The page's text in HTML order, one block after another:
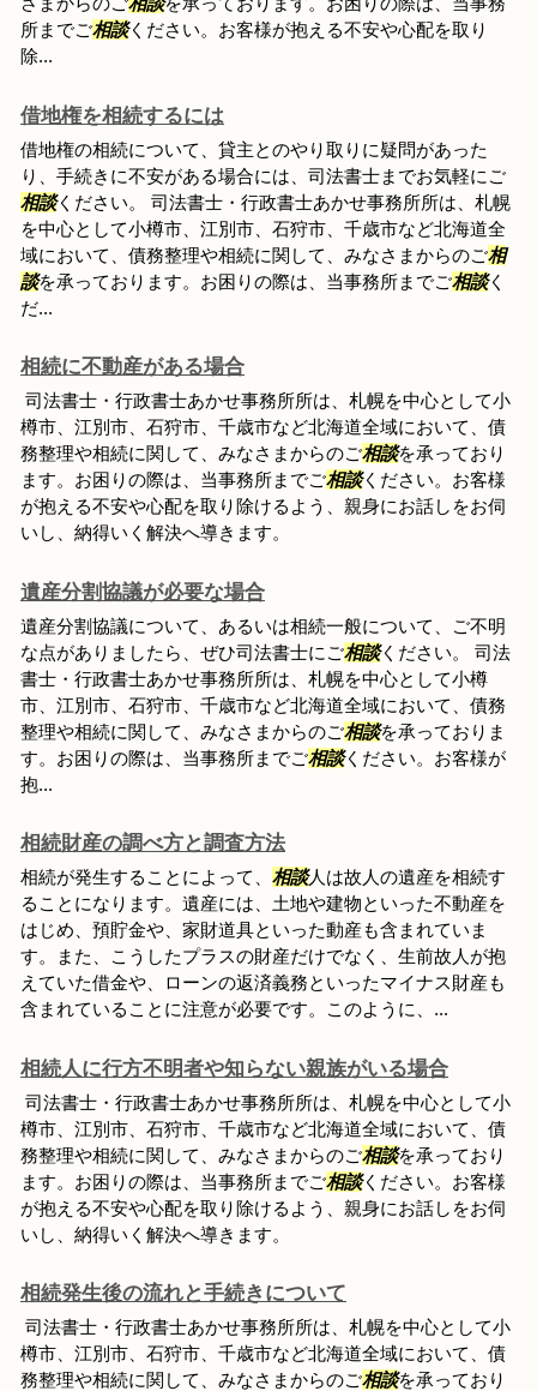
所までご相談ください。お客様が抱える不安や心配を取り
除...
借地権を相続するには
借地権の相続について、貸主とのやり取りに疑問があった
り、手続きに不安がある場合には、司法書士までお気軽にご
相談ください。 司法書士・行政書士あかせ事務所所は、札幌
を中心として小樽市、江別市、石狩市、千歳市など北海道全
域において、債務整理や相続に関して、みなさまからのご相
談を承っております。お困りの際は、当事務所までご相談く
だ...
相続に不動産がある場合
司法書士・行政書士あかせ事務所所は、札幌を中心として小
樽市、江別市、石狩市、千歳市など北海道全域において、債
務整理や相続に関して、みなさまからのご相談を承っており
ます。お困りの際は、当事務所までご相談ください。お客様
が抱える不安や心配を取り除けるよう、親身にお話しをお伺
いし、納得いく解決へ導きます。
遺産分割協議が必要な場合
遺産分割協議について、あるいは相続一般について、ご不明
な点がありましたら、ぜひ司法書士にご相談ください。 司法
書士・行政書士あかせ事務所所は、札幌を中心として小樽
市、江別市、石狩市、千歳市など北海道全域において、債務
整理や相続に関して、みなさまからのご相談を承っておりま
す。お困りの際は、当事務所までご相談ください。お客様が
抱...
相続財産の調べ方と調査方法
相続が発生することによって、 相談人は故人の遺産を相続す
ることになります。遺産には、土地や建物といった不動産を
はじめ、預貯金や、家財道具といった動産も含まれていま
す。また、こうしたプラスの財産だけでなく、生前故人が抱
えていた借金や、ローンの返済義務といったマイナス財産も
含まれていることに注意が必要です。このように、...
相続人に行方不明者や知らない親族がいる場合
司法書士・行政書士あかせ事務所所は、札幌を中心として小
樽市、江別市、石狩市、千歳市など北海道全域において、債
務整理や相続に関して、みなさまからのご相談を承っており
ます。お困りの際は、当事務所までご相談ください。お客様
が抱える不安や心配を取り除けるよう、親身にお話しをお伺
いし、納得いく解決へ導きます。
相続発生後の流れと手続きについて
司法書士・行政書士あかせ事務所所は、札幌を中心として小
樽市、江別市、石狩市、千歳市など北海道全域において、債
務整理や相続に関して、みなさまからのご相談を承っており